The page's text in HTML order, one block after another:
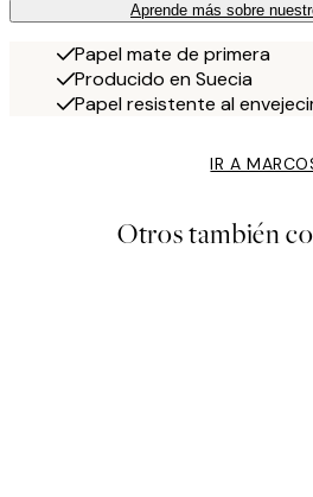
Aprende más sobre
Papel mate de primera
Producido en Suecia
Papel resistente al
IR A
Otros también